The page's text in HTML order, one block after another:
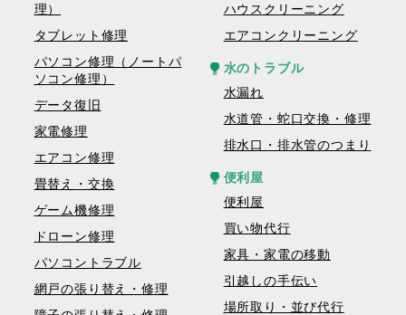
理）
タブレット修理
パソコン修理（ノートパ
ソコン修理）
データ復旧
家電修理
エアコン修理
畳替え・交換
ゲーム機修理
ドローン修理
パソコントラブル
網戸の張り替え・修理
ハウスクリーニング
エアコンクリーニング
水のトラブル
水漏れ
水道管・蛇口交換・修理
排水口・排水管のつまり
便利屋
便利屋
買い物代行
家具・家電の移動
引越しの手伝い
場所取り・並び代行